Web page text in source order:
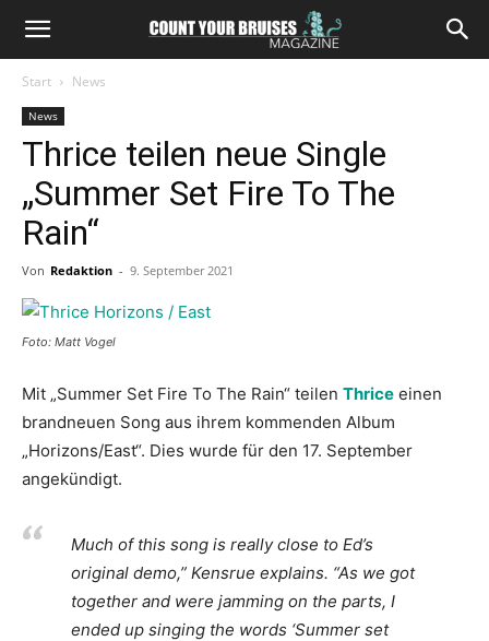
Start News
News
Thrice teilen neue Single
„Summer Set Fire To The
Rain“
Von Redaktion - 9. September 2021
Foto: Matt Vogel
Mit „Summer Set Fire To The Rain“ teilen Thrice einen
brandneuen Song aus ihrem kommenden Album
„Horizons/East“. Dies wurde für den 17. September
angekündigt.
Much of this song is really close to Ed’s
original demo,” Kensrue explains. “As we got
together and were jamming on the parts, I
ended up singing the words ‘Summer set